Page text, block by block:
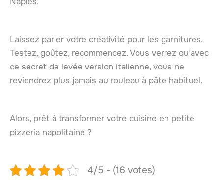
Laissez parler votre créativité pour les garnitures.
Testez, goûtez, recommencez. Vous verrez qu’avec
ce secret de levée version italienne, vous ne
reviendrez plus jamais au rouleau à pâte habituel.
Alors, prêt à transformer votre cuisine en petite
pizzeria napolitaine ?
4/5 - (16 votes)